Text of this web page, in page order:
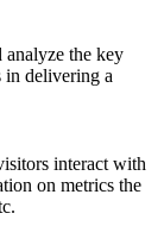
analyze the key
in delivering a
interact with
on metrics the